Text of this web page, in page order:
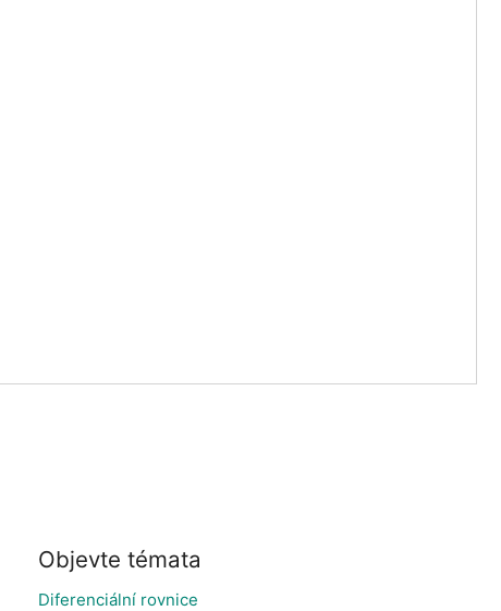
Objevte témata
Diferenciální rovnice